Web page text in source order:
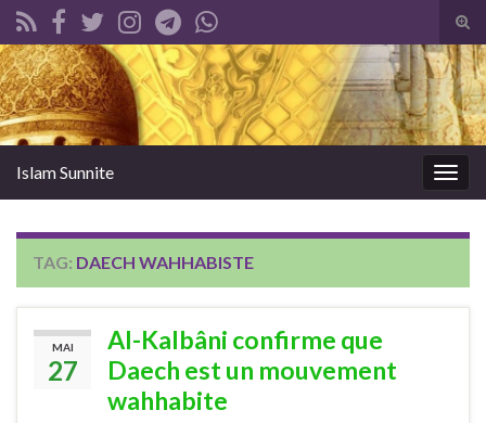
Search for:
Islam Sunnite
TAG: DAECH WAHHABISTE
MAI
27
Al-Kalbâni confirme que
Daech est un mouvement
wahhabite